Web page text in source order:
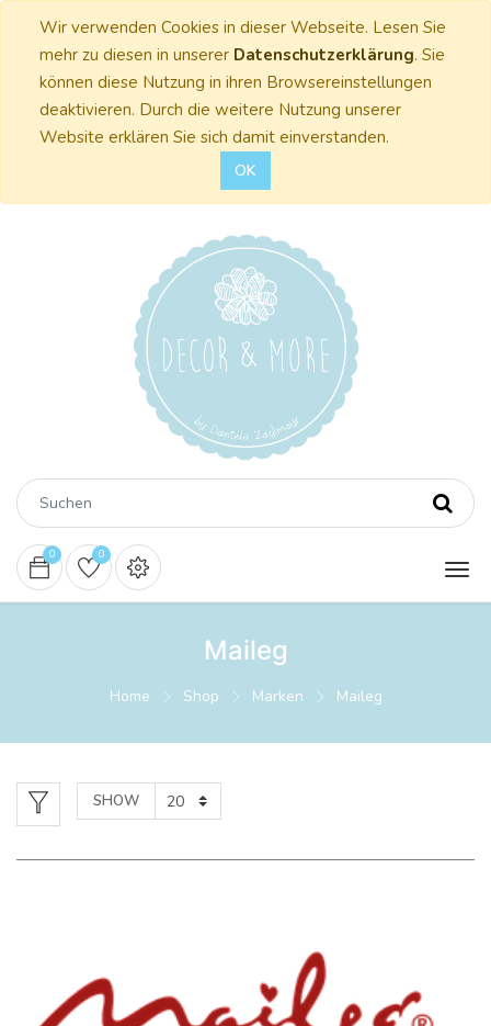
Wir verwenden Cookies in dieser Webseite. Lesen Sie
mehr zu diesen in unserer Datenschutzerklärung. Sie
können diese Nutzung in ihren Browsereinstellungen
deaktivieren. Durch die weitere Nutzung unserer
Website erklären Sie sich damit einverstanden.
OK
0 0
Maileg
Home Shop Marken Maileg
SHOW